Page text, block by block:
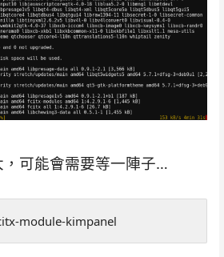
可能會需要等一陣子…
module-kimpanel